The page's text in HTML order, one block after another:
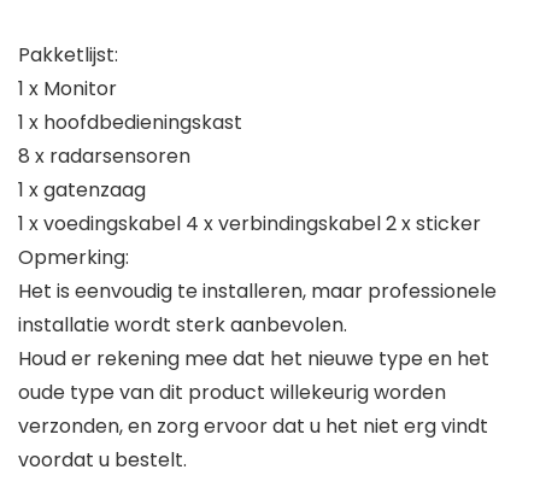
Pakketlijst:
1 x Monitor
1 x hoofdbedieningskast
8 x radarsensoren
1 x gatenzaag
1 x voedingskabel 4 x verbindingskabel 2 x sticker
Opmerking:
Het is eenvoudig te installeren, maar professionele
installatie wordt sterk aanbevolen.
Houd er rekening mee dat het nieuwe type en het
oude type van dit product willekeurig worden
verzonden, en zorg ervoor dat u het niet erg vindt
voordat u bestelt.